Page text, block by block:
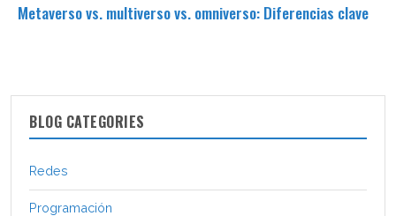
Metaverso vs. multiverso vs. omniverso: Diferencias clave
BLOG CATEGORIES
Redes
Programación